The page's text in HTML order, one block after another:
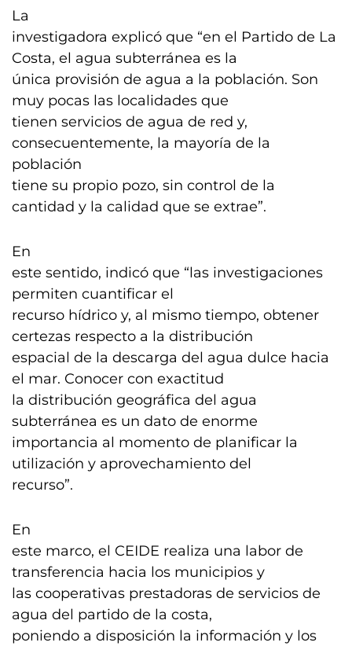
La
investigadora explicó que “en el Partido de La
Costa, el agua subterránea es la
única provisión de agua a la población. Son
muy pocas las localidades que
tienen servicios de agua de red y,
consecuentemente, la mayoría de la
población
tiene su propio pozo, sin control de la
cantidad y la calidad que se extrae”.
En
este sentido, indicó que “las investigaciones
permiten cuantificar el
recurso hídrico y, al mismo tiempo, obtener
certezas respecto a la distribución
espacial de la descarga del agua dulce hacia
el mar. Conocer con exactitud
la distribución geográfica del agua
subterránea es un dato de enorme
importancia al momento de planificar la
utilización y aprovechamiento del
recurso”.
En
este marco, el CEIDE realiza una labor de
transferencia hacia los municipios y
las cooperativas prestadoras de servicios de
agua del partido de la costa,
poniendo a disposición la información y los